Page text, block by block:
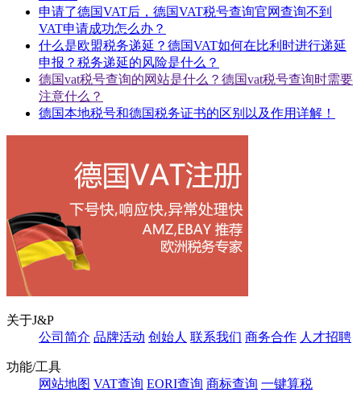
申请了德国VAT后，德国VAT税号查询官网查询不到
VAT申请成功怎么办？
什么是欧盟税务递延？德国VAT如何在比利时进行递延
申报？税务递延的风险是什么？
德国vat税号查询的网站是什么？德国vat税号查询时需要
注意什么？
德国本地税号和德国税务证书的区别以及作用详解！
关于J&P
公司简介 品牌活动 创始人 联系我们 商务合作 人才招聘
功能/工具
网站地图 VAT查询 EORI查询 商标查询 一键算税